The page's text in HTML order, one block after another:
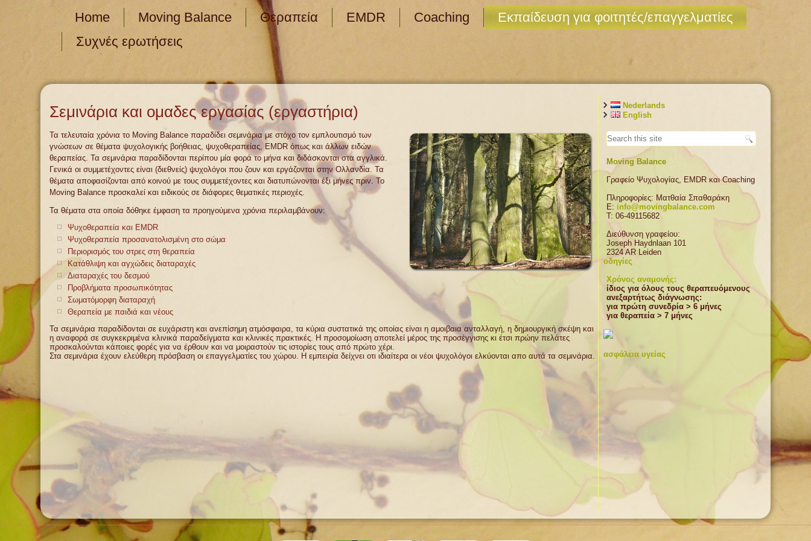
Home Moving Balance Θεραπεία EMDR Coaching
Εκπαίδευση για φοιτητές/επαγγελματίες
Συχνές ερωτήσεις
Σεμινάρια και ομαδες εργασίας (εργαστήρια)
Τα τελευταία χρόνια το Moving Balance παραδίδει σεμινάρια με στόχο τον εμπλουτισμό των
γνώσεων σε θέματα ψυχολογικής βοήθειας, ψυχοθεραπείας, EMDR όπως και άλλων ειδών
θεραπείας. Τα σεμινάρια παραδίδονται περίπου μία φορά το μήνα και διδάσκονται στα αγγλικά.
Γενικά οι συμμετέχοντες είναι (διεθνείς) ψυχολόγοι που ζουν και εργάζονται στην Ολλανδία. Τα
θέματα αποφασίζονται από κοινού με τους συμμετέχοντες και διατυπώνονται έξι μήνες πριν. Το
Moving Balance προσκαλεί και ειδικούς σε διάφορες θεματικές περιοχές.
Τα θέματα στα οποία δόθηκε έμφαση τα προηγούμενα χρόνια περιλαμβάνουν:
Ψυχοθεραπεία και EMDR
Ψυχοθεραπεία προσανατολισμένη στο σώμα
Περιορισμός του στρες στη θεραπεία
Κατάθλιψη και αγχώδεις διαταραχές
Διαταραχές του δεσμού
Προβλήματα προσωπικότητας
Σωματόμορφη διαταραχή
Θεραπεία με παιδιά και νέους
Τα σεμινάρια παραδίδονται σε ευχάριστη και ανεπίσημη ατμόσφαιρα, τα κύρια συστατικά της οποίας είναι η αμοιβαια ανταλλαγή, η δημιουργική σκέψη και
η αναφορά σε συγκεκριμένα κλινικά παραδείγματα και κλινικές πρακτικές. Η προσομοίωση αποτελεί μέρος της προσέγγισης κι έτσι πρώην πελάτες
προσκαλούνται κάποιες φορές για να έρθουν και να μοιραστούν τις ιστορίες τους από πρώτο χέρι.
Στα σεμινάρια έχουν ελεύθερη πρόσβαση οι επαγγελματίες του χώρου. Η εμπειρία δείχνει οτι ιδιαίτερα οι νέοι ψυχολόγοι ελκύονται απο αυτά τα σεμινάρια.
Nederlands
English
Moving Balance
Γραφείο Ψυχολογίας, EMDR και Coaching
Πληροφορίες: Ματθαία Σπαθαράκη
E: info@movingbalance.com
T: 06-49115682
Διεύθυνση γραφείου:
Joseph Haydnlaan 101
2324 AR Leiden
οδηγίες
Χρόνος αναμονής:
ίδιος για όλους τους θεραπευόμενους
ανεξαρτήτως διάγνωσης:
για πρώτη συνεδρία > 6 μήνες
για θεραπεία > 7 μήνες
ασφάλεια υγείας